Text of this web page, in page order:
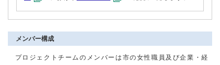
メンバー構成
プロジェクトチームのメンバーは市の女性職員及び企業・経